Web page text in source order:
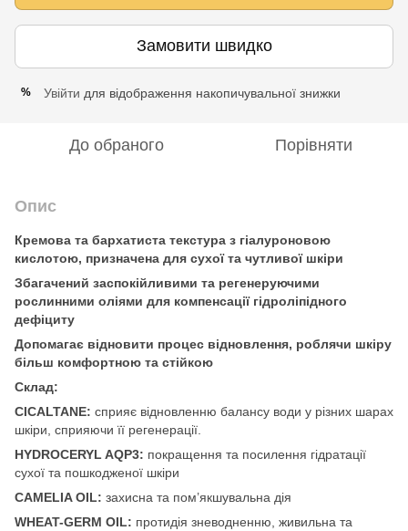
Замовити швидко
% Увійти для відображення накопичувальної знижки
До обраного Порівняти
Опис
Кремова та бархатиста текстура з гіалуроновою
кислотою, призначена для сухої та чутливої ​​шкіри
Збагачений заспокійливими та регенеруючими
рослинними оліями для компенсації гідроліпідного
дефіциту
Допомагає відновити процес відновлення, роблячи шкіру
більш комфортною та стійкою
Склад:
CICALTANE: сприяє відновленню балансу води у різних шарах
шкіри, сприяючи її регенерації.
HYDROCERYL AQP3: покращення та посилення гідратації
сухої та пошкодженої шкіри
CAMELIA OIL: захисна та пом’якшувальна дія
WHEAT-GERM OIL: протидія зневодненню, живильна та